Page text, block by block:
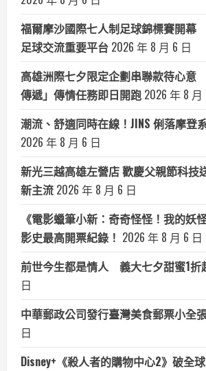
福爾摩沙國際七人制足球錦標賽開
足球交流重要平台 2026 年 8 月 6 日
高雄洲際七夕限定企劃串聯款待心意
傳遞」傳情任務即日開跑 2026 年 8 月
潮流、舒適同時在線！JINS 俐落摩登
2026 年 8 月 6 日
新光三越高雄左營店 歡慶父親節科技
新主流 2026 年 8 月 6 日
《電影蠟筆小新：奇奇怪怪！我的妖
影史最高開票紀錄！ 2026 年 8 月 6 日
前世今生都是情人 義大七夕甜蜜1折
日
中華郵政公司發行臺灣美食郵票小全
日
Disney+《殺人者的購物中心2》破全